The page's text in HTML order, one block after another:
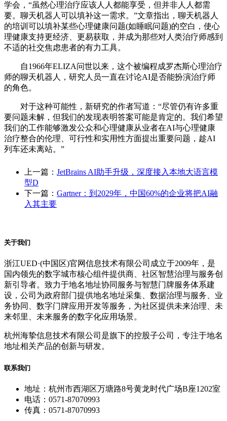
学会，“虽然心理治疗应该人人都能享受，但并非人人都需
要。聊天机器人可以填补这一需求。”文章指出，聊天机器人
的培训可以填补某些心理健康问题(如睡眠问题)的空白，使心
理健康支持更经济、更易获取，并成为那些对人类治疗师感到
不适的社交焦虑患者的有力工具。
自1966年ELIZA问世以来，这个被编程成罗杰斯心理治疗
师的聊天机器人，研究人员一直在讨论AI是否能扮演治疗师
的角色。
对于这种可能性，新研究的作者写道：“尽管仍有许多重
要问题未解，但我们的发现表明答案可能是肯定的。我们希望
我们的工作能够激发公众和心理健康从业者在AI与心理健康
治疗整合的伦理、可行性和实用性方面提出重要问题，趁AI
列车还未离站。”
上一篇： JetBrains AI助手升级，深度接入本地大语言模
型D
下一篇： Gartner：到2029年，中国60%的企业将把AI融
入其主要
关于我们
浙江UED·(中国区)官网信息技术有限公司成立于2009年，是
国内领先的数字城市核心组件提供商、社区智慧治理与服务创
新引导者。致力于地名地址协同服务与智慧门牌服务体系建
设，公司为政府部门提供地名地址采集、数据治理与服务、业
务协同、数字门牌应用开发等服务，为社区提供未来治理、未
来邻里、未来服务的数字化应用场景。
杭州海挚信息技术有限公司是旗下的控股子公司，专注于地名
地址相关产品的创新与研发。
联系我们
地址：杭州市西湖区万塘路8号黄龙时代广场B座1202室
电话：0571-87070993
传真：0571-87070993